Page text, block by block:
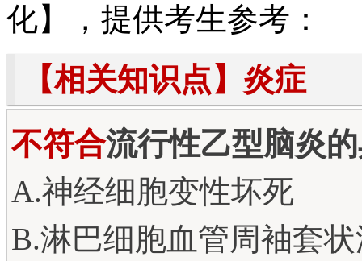
化】，提供考生参考：
【相关知识点】炎症
不符合流行性乙型脑炎
A.神经细胞变性坏死
B.淋巴细胞血管周袖套